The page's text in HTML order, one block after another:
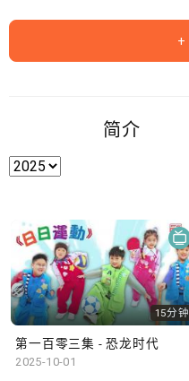
简介
15分钟
第一百零三集 - 恐龙时代
2025-10-01